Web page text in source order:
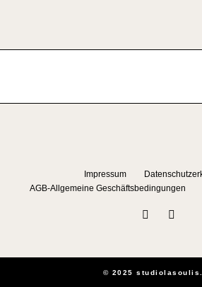
Impressum
AGB-Allgemeine Geschäftsbedingungen
© 2025